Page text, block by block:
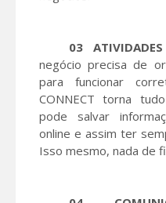
03
negócio precisa de
para funcionar
CONNECT torna
pode salvar
online e assim ter
Isso mesmo, nada de